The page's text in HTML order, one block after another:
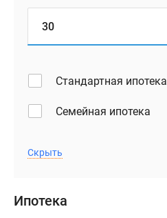
Стандартная ипотека
Семейная ипотека
Скрыть
Ипотека